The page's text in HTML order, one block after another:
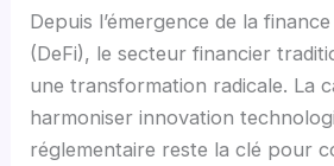
Depuis l’émergence de la
(DeFi), le secteur financier
une transformation radicale. La
harmoniser innovation
réglementaire reste la clé pour